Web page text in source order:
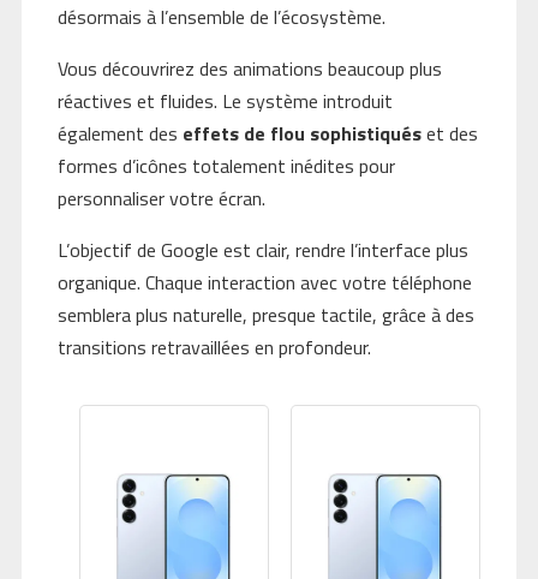
désormais à l’ensemble de l’écosystème.
Vous découvrirez des animations beaucoup plus
réactives et fluides. Le système introduit
également des effets de flou sophistiquéset des
formes d’icônes totalement inédites pour
personnaliser votre écran.
L’objectif de Google est clair, rendre l’interface plus
organique. Chaque interaction avec votre téléphone
semblera plus naturelle, presque tactile, grâce à des
transitions retravaillées en profondeur.